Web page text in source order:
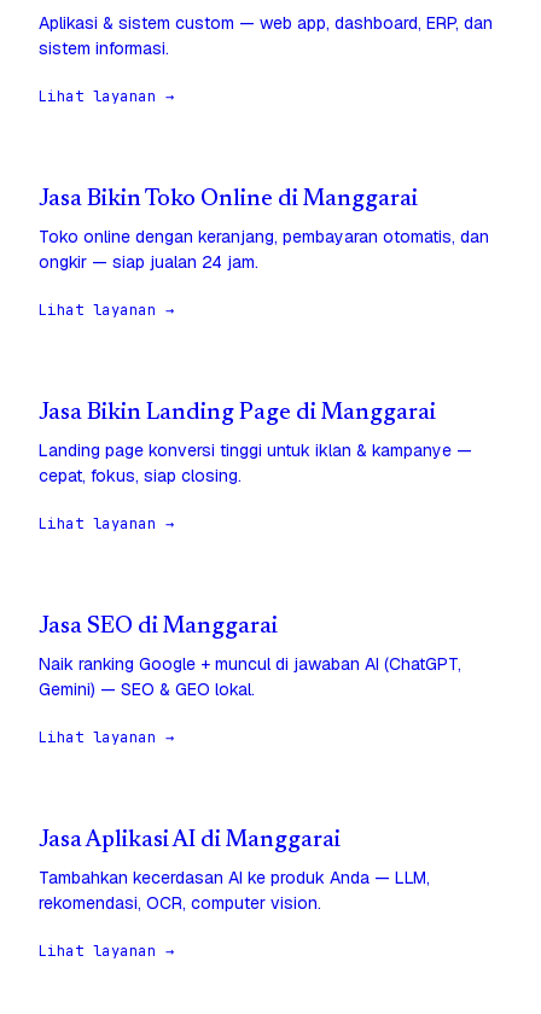
Aplikasi & sistem custom — web app, dashboard, ERP, dan
sistem informasi.
Lihat layanan →
Jasa Bikin Toko Online di Manggarai
Toko online dengan keranjang, pembayaran otomatis, dan
ongkir — siap jualan 24 jam.
Lihat layanan →
Jasa Bikin Landing Page di Manggarai
Landing page konversi tinggi untuk iklan & kampanye —
cepat, fokus, siap closing.
Lihat layanan →
Jasa SEO di Manggarai
Naik ranking Google + muncul di jawaban AI (ChatGPT,
Gemini) — SEO & GEO lokal.
Lihat layanan →
Jasa Aplikasi AI di Manggarai
Tambahkan kecerdasan AI ke produk Anda — LLM,
rekomendasi, OCR, computer vision.
Lihat layanan →